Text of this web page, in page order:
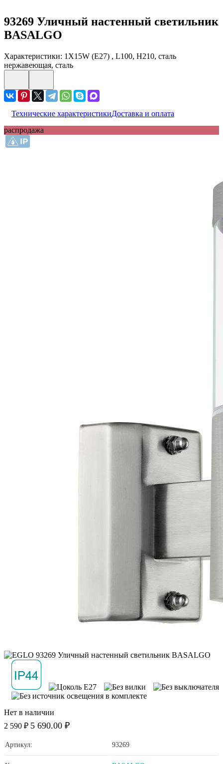
93269 Уличный настенный светильник
BASALGO
Характеристики: 1X15W (E27) , L100, H210, сталь
нержавеющая, сталь
Технические характеристикиДоставка и оплата
распродажа
Нет в наличии
2 590 ₽ 5 690.00 ₽
Артикул: 93269